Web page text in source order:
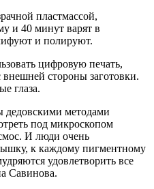
пластмассой,
и 40 минут варят в
и полируют.
цифровую печать,
стороны заготовки.
глаза.
дедовскими методами
под микроскопом
И люди очень
к каждому пигментному
удовлетворить все
Савинова.